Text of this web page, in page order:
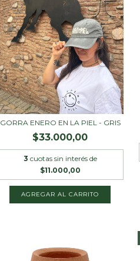
GORRA ENERO EN LA PIEL - GRIS
$33.000,00
3 cuotas sin interés de
$11.000,00